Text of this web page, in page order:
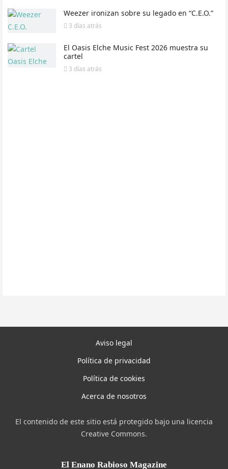
Weezer ironizan sobre su legado en “C.E.O.”
3 días atrás
El Oasis Elche Music Fest 2026 muestra su
cartel
3 días atrás
Aviso legal
Política de privacidad
Política de cookies
Acerca de nosotros
El contenido de este sitio está protegido bajo una licencia
Creative Commons.
El Enano Rabioso Magazine